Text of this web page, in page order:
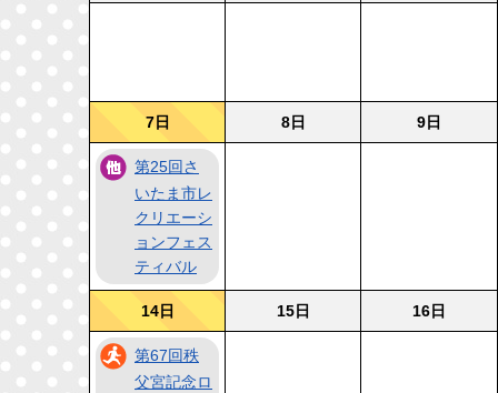
7日 8日 9日
第25回さ
いたま市レ
クリエーシ
ョンフェス
ティバル
14日 15日 16日
第67回秩
父宮記念ロ